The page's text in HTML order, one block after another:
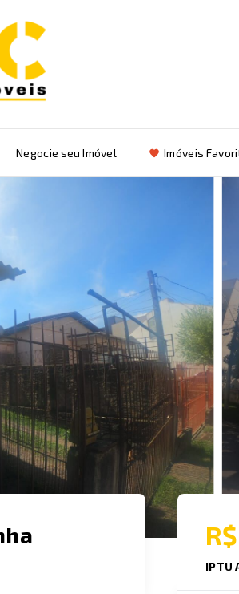
Negocie seu Imóvel Imóveis
IPTU